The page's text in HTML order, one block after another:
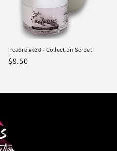
Poudre #030 - Collection Sorbet
Prix
$9.50